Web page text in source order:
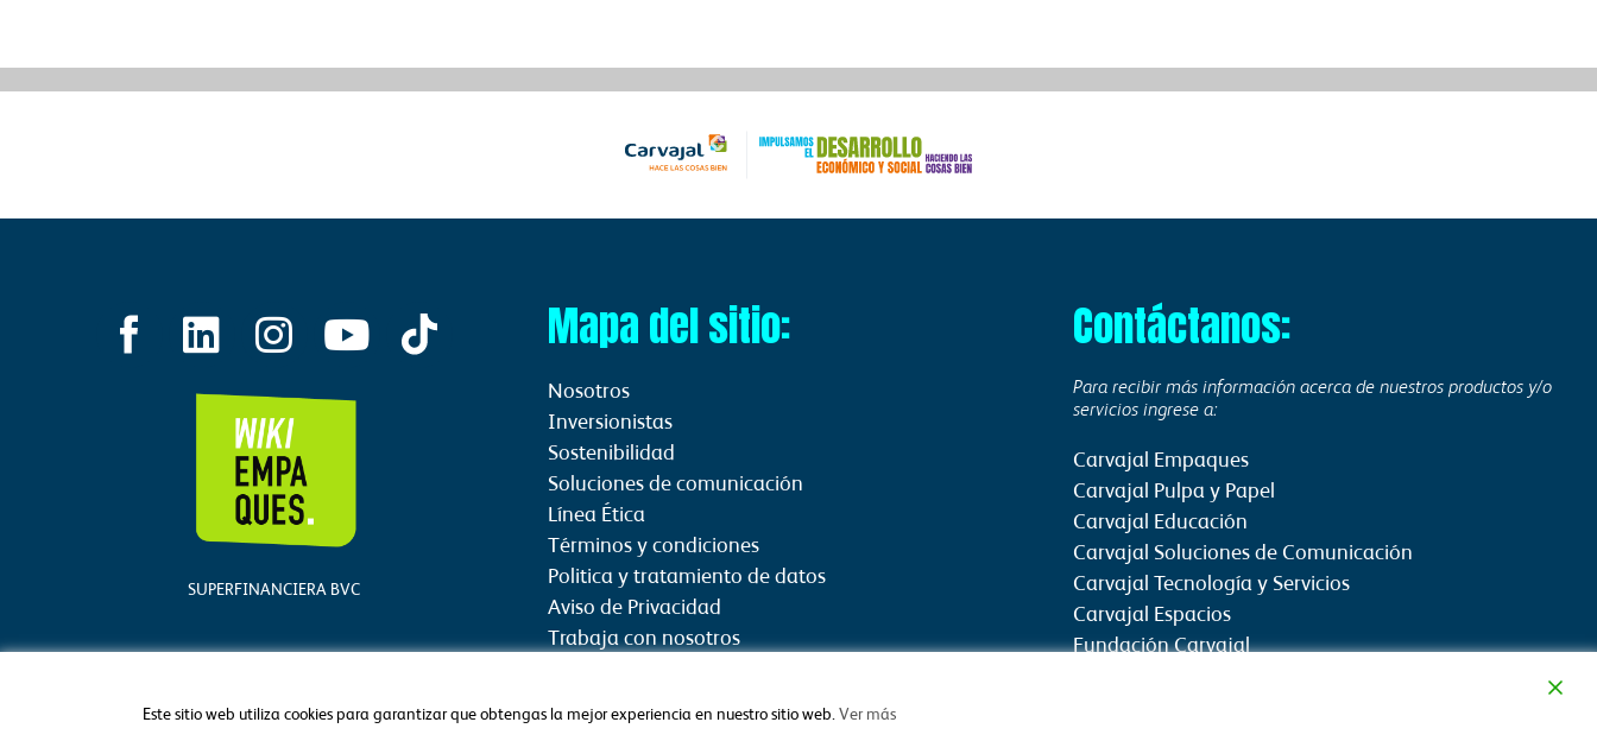
L
i
n
d
n
I
n
s
t
a
g
a
m
Y
o
u
b
SUPERFINANCIERA BVC
Mapa del sitio:
Nosotros
Inversionistas
Sostenibilidad
Soluciones de comunicación
Línea Ética
Términos y condiciones
Politica y tratamiento de datos
Aviso de Privacidad
Trabaja con nosotros
Contáctanos:
Para recibir más información acerca de nuestros productos y/o
servicios ingrese a:
Carvajal Empaques
Carvajal Pulpa y Papel
Carvajal Educación
Carvajal Soluciones de Comunicación
Carvajal Tecnología y Servicios
Carvajal Espacios
Fundación Carvajal
Este sitio web utiliza cookies para garantizar que obtengas la mejor experiencia en nuestro sitio web.Ver más